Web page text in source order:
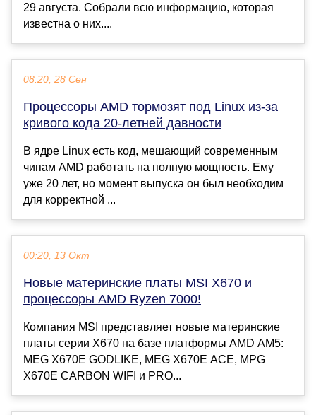
29 августа. Собрали всю информацию, которая
известна о них....
08:20, 28 Сен
Процессоры AMD тормозят под Linux из-за
кривого кода 20-летней давности
В ядре Linux есть код, мешающий современным
чипам AMD работать на полную мощность. Ему
уже 20 лет, но момент выпуска он был необходим
для корректной ...
00:20, 13 Окт
Новые материнские платы MSI X670 и
процессоры AMD Ryzen 7000!
Компания MSI представляет новые материнские
платы серии X670 на базе платформы AMD AM5:
MEG X670E GODLIKE, MEG X670E ACE, MPG
X670E CARBON WIFI и PRO...